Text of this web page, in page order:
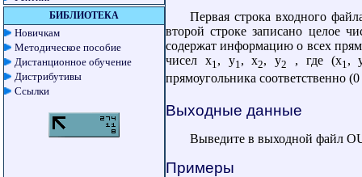
БИБЛИОТЕКА
Новичкам
Методическое пособие
Дистанционное обучение
Дистрибутивы
Ссылки
Первая строка входного
второй строке записано целое
содержат информацию о всех
чисел x1, y1, x2, y2 , где (x1,
прямоугольника соответственно
Выходные данные
Выведите в выходной файл
Примеры